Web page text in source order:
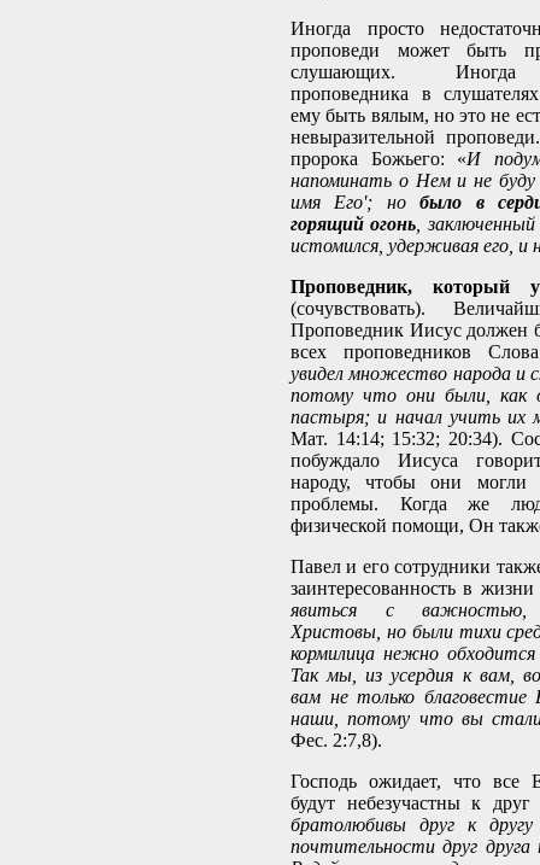
Иногда просто
проповеди может быть
слушающих. Иногда
проповедника в
ему быть вялым, но это не
невыразительной
пророка Божьего: «И
напоминать о Нем и не буду
имя Его'; нобыло в
горящий огонь ,
истомился, удерживая его, и
Проповедник, который
(сочувствовать).
Проповедник Иисус должен
всех проповедников
увидел множество народа и
потому что они были, как
пастыря; и начал учить их
Мат. 14:14; 15:32; 20:34).
побуждало Иисуса
народу, чтобы они могли
проблемы. Когда же
физической помощи, Он
Павел и его сотрудники
заинтересованность в
явиться с
Христовы, но были тихи
кормилица нежно
Так мы, из усердия к вам,
вам не только
наши, потому что вы
Фес. 2:7,8).
Господь ожидает, что все
будут небезучастны к
братолюбивы друг к
почтительности друг